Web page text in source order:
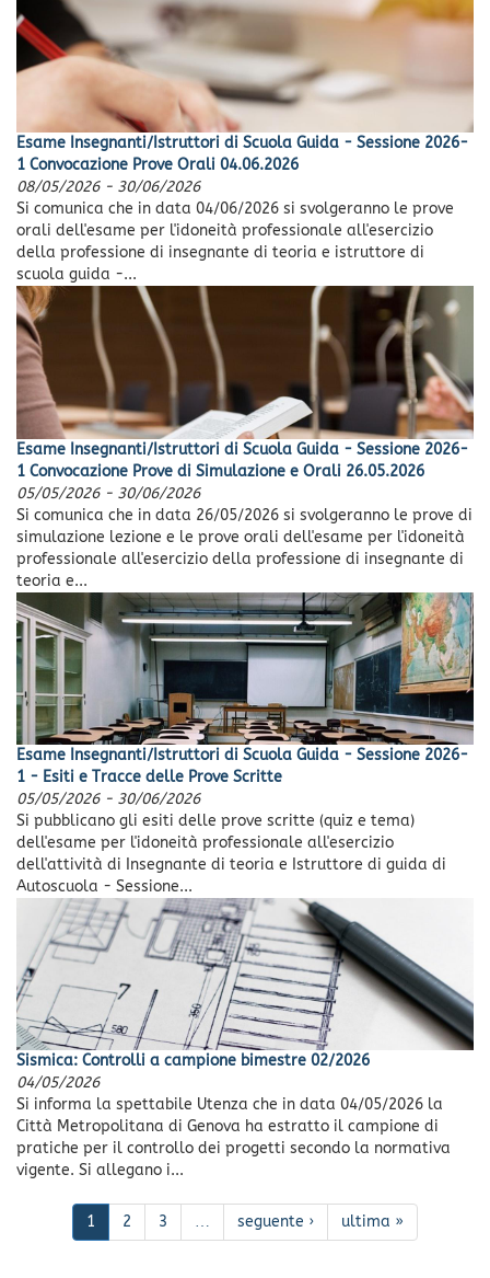
Esame Insegnanti/Istruttori di Scuola Guida - Sessione 2026-
1 Convocazione Prove Orali 04.06.2026
08/05/2026- 30/06/2026
Si comunica che in data 04/06/2026 si svolgeranno le prove
orali dell'esame per l'idoneità professionale all'esercizio
della professione di insegnante di teoria e istruttore di
scuola guida -...
Esame Insegnanti/Istruttori di Scuola Guida - Sessione 2026-
1 Convocazione Prove di Simulazione e Orali 26.05.2026
05/05/2026- 30/06/2026
Si comunica che in data 26/05/2026 si svolgeranno le prove di
simulazione lezione e le prove orali dell'esame per l'idoneità
professionale all'esercizio della professione di insegnante di
teoria e...
Esame Insegnanti/Istruttori di Scuola Guida - Sessione 2026-
1 - Esiti e Tracce delle Prove Scritte
05/05/2026- 30/06/2026
Si pubblicano gli esiti delle prove scritte (quiz e tema)
dell'esame per l'idoneità professionale all'esercizio
dell'attività di Insegnante di teoria e Istruttore di guida di
Autoscuola - Sessione...
Sismica: Controlli a campione bimestre 02/2026
04/05/2026
Si informa la spettabile Utenza che in data 04/05/2026 la
Città Metropolitana di Genova ha estratto il campione di
pratiche per il controllo dei progetti secondo la normativa
vigente. Si allegano i...
1 2 3 … seguente › ultima »